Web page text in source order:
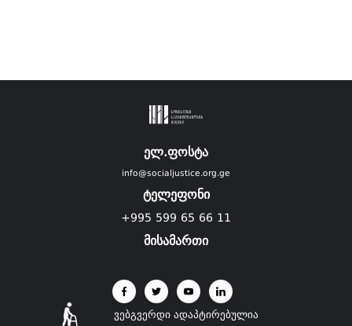
ელ.ფოსტა
info@socialjustice.org.ge
ტელეფონი
+995 599 65 66 11
მისამართი
ვებგვერდი ადაპტირებულია